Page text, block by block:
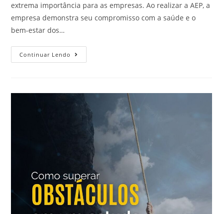
extrema importância para as empresas. Ao realizar a AEP, a
empresa demonstra seu compromisso com a saúde e o
bem-estar dos…
Continuar Lendo